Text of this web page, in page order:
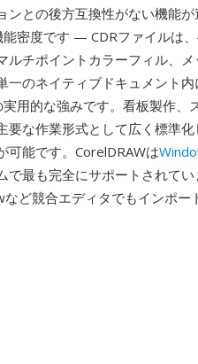
との後方互換性がない機能
密度です — CDRファイルは
チポイントカラーフィル、
のネイティブドキュメント内
用的な強みです。看板製作、
要な作業形式として広く標準
可能です。CorelDRAWは
最も完全にサポートされてい
ど競合エディタでもインポー